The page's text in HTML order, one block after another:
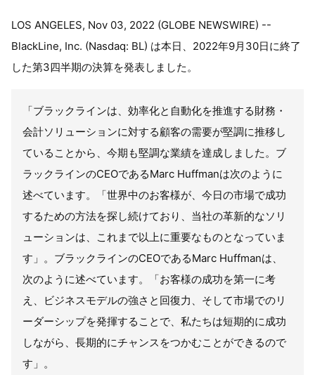
LOS ANGELES, Nov 03, 2022 (GLOBE NEWSWIRE) --
BlackLine, Inc. (Nasdaq: BL) は本日、2022年9月30日に終了
した第3四半期の決算を発表しました。
「ブラックラインは、効率化と自動化を推進する財務・
会計ソリューションに対する顧客の需要が堅調に推移し
ていることから、今期も堅調な業績を達成しました。ブ
ラックラインのCEOであるMarc Huffmanは次のように
述べています。「世界中のお客様が、今日の市場で成功
するための方法を探し続けており、当社の革新的なソリ
ューションは、これまで以上に重要なものとなっていま
す」。ブラックラインのCEOであるMarc Huffmanは、
次のように述べています。「お客様の成功を第一に考
え、ビジネスモデルの強さと回復力、そして市場でのリ
ーダーシップを発揮することで、私たちは短期的に成功
しながら、長期的にチャンスをつかむことができるので
す」。